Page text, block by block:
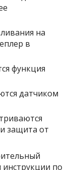
на
в
функция
датчиком
защита от